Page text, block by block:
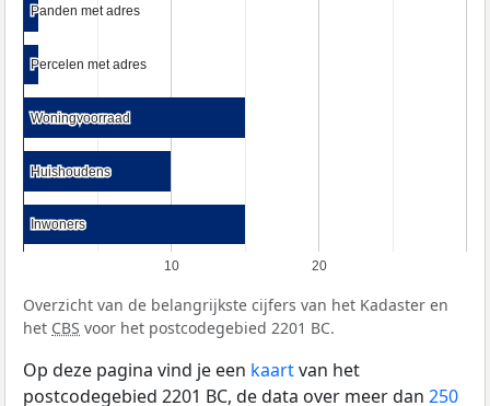
10 20
Panden met adres
Panden met adres
Percelen met adres
Percelen met adres
Woningvoorraad
Woningvoorraad
Huishoudens
Huishoudens
Inwoners
Inwoners
Overzicht van de belangrijkste cijfers van het Kadaster en
het CBS voor het postcodegebied 2201 BC.
Op deze pagina vind je een kaartvan het
postcodegebied 2201 BC, de data over meer dan 250